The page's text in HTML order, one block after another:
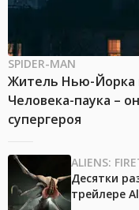
SPIDER-MAN
Житель Нью-Йорка
Человека-паука –
супергероя
ALIENS:
Десятки
трейлере